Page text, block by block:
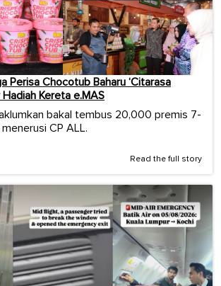
Perisa Chocotub Baharu ‘Citarasa
Hadiah Kereta e.MAS
bakal tembus 20,000 premis 7-
CP ALL.
Read the full story